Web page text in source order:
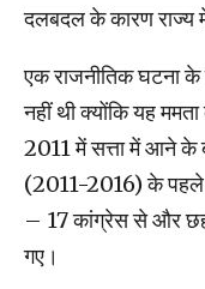
दलबदल के कारण राज्य
एक राजनीतिक घटना
नहीं थी क्योंकि यह
2011 में सत्ता में आने के
(2011-2016) के पहले
– 17 कांग्रेस से और छह
गए।